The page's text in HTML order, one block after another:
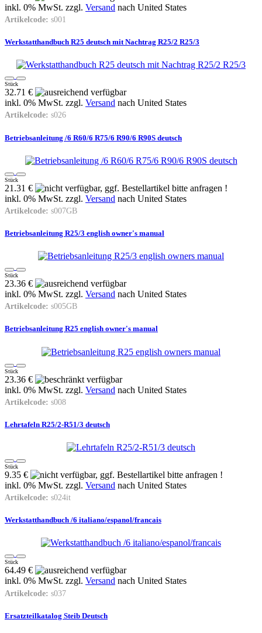
inkl. 0% MwSt. zzgl. Versand nach United States
Artikelcode: s001
Werkstatthandbuch R25 deutsch mit Nachtrag R25/2 R25/3
Stück
32.71 €
inkl. 0% MwSt. zzgl. Versand nach United States
Artikelcode: s026
Betriebsanleitung /6 R60/6 R75/6 R90/6 R90S deutsch
Stück
21.31 €
inkl. 0% MwSt. zzgl. Versand nach United States
Artikelcode: s007GB
Betriebsanleitung R25/3 english owner's manual
Stück
23.36 €
inkl. 0% MwSt. zzgl. Versand nach United States
Artikelcode: s005GB
Betriebsanleitung R25 english owner's manual
Stück
23.36 €
inkl. 0% MwSt. zzgl. Versand nach United States
Artikelcode: s008
Lehrtafeln R25/2-R51/3 deutsch
Stück
9.35 €
inkl. 0% MwSt. zzgl. Versand nach United States
Artikelcode: s024it
Werkstatthandbuch /6 italiano/espanol/francais
Stück
64.49 €
inkl. 0% MwSt. zzgl. Versand nach United States
Artikelcode: s037
Ersatzteilkatalog Steib Deutsch